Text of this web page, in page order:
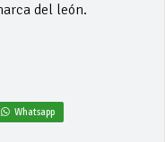
del león.
Whatsapp